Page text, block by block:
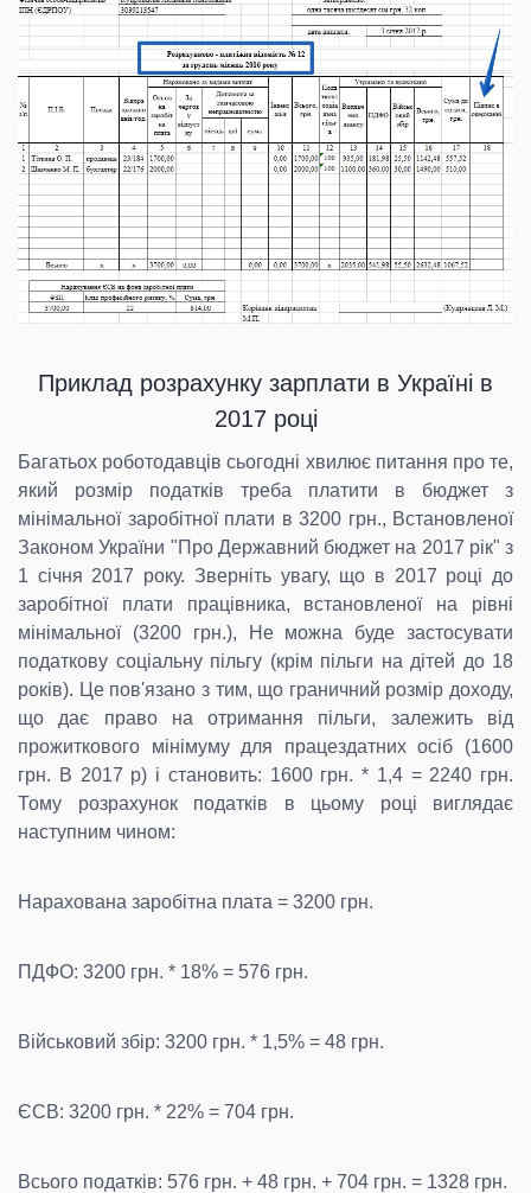
Приклад розрахунку зарплати в Україні в
2017 році
Багатьох роботодавців сьогодні хвилює питання про те,
який розмір податків треба платити в бюджет з
мінімальної заробітної плати в 3200 грн., Встановленої
Законом України "Про Державний бюджет на 2017 рік" з
1 січня 2017 року. Зверніть увагу, що в 2017 році до
заробітної плати працівника, встановленої на рівні
мінімальної (3200 грн.), Не можна буде застосувати
податкову соціальну пільгу (крім пільги на дітей до 18
років). Це пов'язано з тим, що граничний розмір доходу,
що дає право на отримання пільги, залежить від
прожиткового мінімуму для працездатних осіб (1600
грн. В 2017 р) і становить: 1600 грн. * 1,4 = 2240 грн.
Тому розрахунок податків в цьому році виглядає
наступним чином:
Нарахована заробітна плата = 3200 грн.
ПДФО: 3200 грн. * 18% = 576 грн.
Військовий збір: 3200 грн. * 1,5% = 48 грн.
ЄСВ: 3200 грн. * 22% = 704 грн.
Всього податків: 576 грн. + 48 грн. + 704 грн. = 1328 грн.